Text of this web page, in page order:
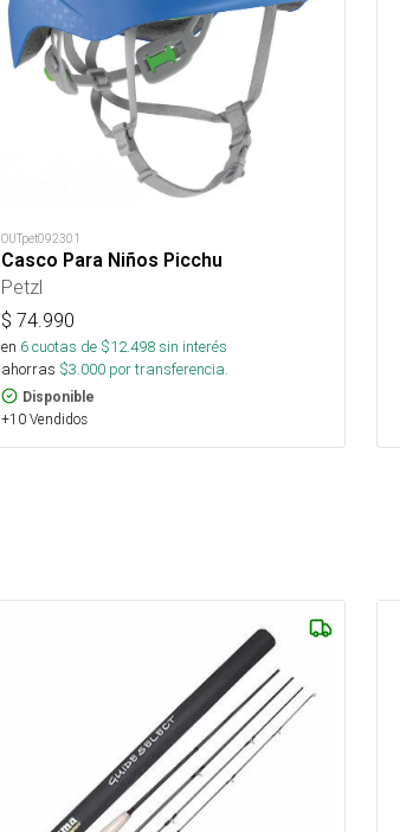
OUTpet092301
Casco Para Niños Picchu
Petzl
$ 74.990
en 6cuotas de $12.498sin interés
ahorras $3.000 por transferencia.
Disponible
+10 Vendidos